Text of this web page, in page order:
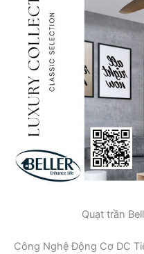
Quạt trần
Công Nghệ Động Cơ DC